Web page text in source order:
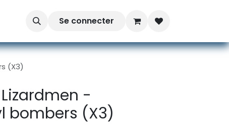
Se connecter
(X3)
-
bombers (X3)